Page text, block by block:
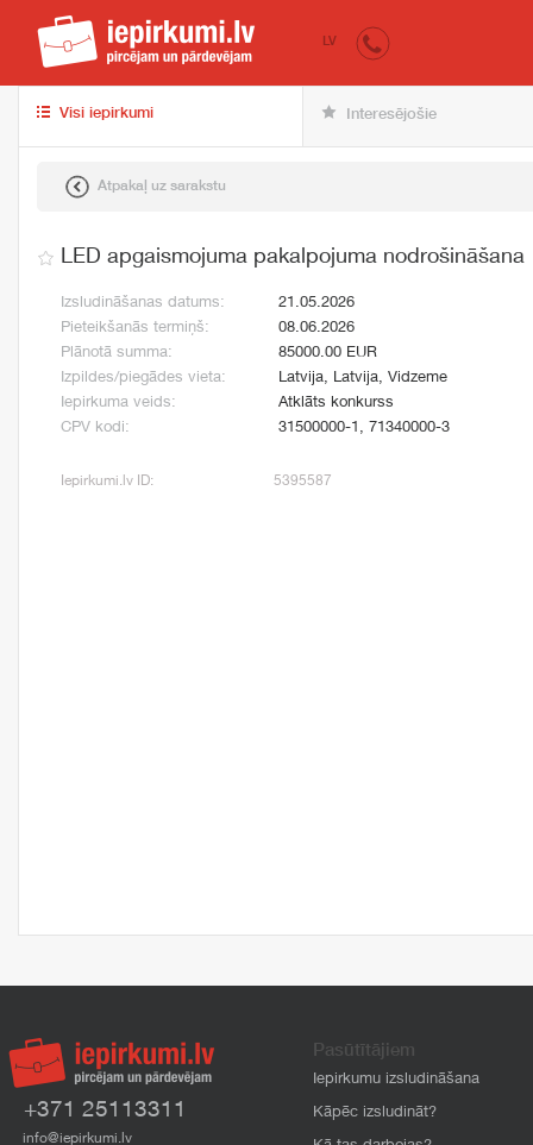
iepirkumi.lv
LV
Visi iepirkumi Interesējošie
Atpakaļ uz sarakstu
LED apgaismojuma pakalpojuma nodrošināšana
Izsludināšanas datums:
21.05.2026
Pieteikšanās termiņš:
08.06.2026
Plānotā summa:
85000.00 EUR
Izpildes/piegādes vieta:
Latvija, Latvija, Vidzeme
Iepirkuma veids:
Atklāts konkurss
CPV kodi:
31500000-1, 71340000-3
Iepirkumi.lv ID: 5395587
+371 25113311
info@iepirkumi.lv
Pasūtītājiem
Iepirkumu izsludināšana
Kāpēc izsludināt?